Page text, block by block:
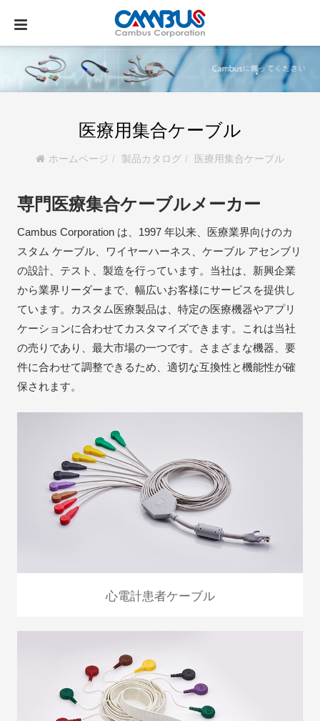
医療用集合ケーブル
ホームページ 製品カタログ 医療用集合ケーブル
専門医療集合ケーブルメーカー
Cambus Corporation は、1997 年以来、医療業界向けのカ
スタム ケーブル、ワイヤーハーネス、ケーブル アセンブリ
の設計、テスト、製造を行っています。当社は、新興企業
から業界リーダーまで、幅広いお客様にサービスを提供し
ています。カスタム医療製品は、特定の医療機器やアプリ
ケーションに合わせてカスタマイズできます。これは当社
の売りであり、最大市場の一つです。さまざまな機器、要
件に合わせて調整できるため、適切な互換性と機能性が確
保されます。
心電計患者ケーブル